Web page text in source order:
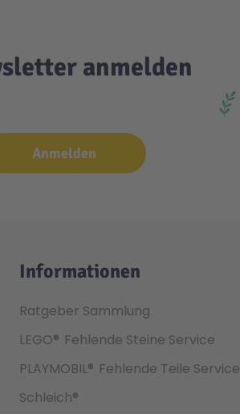
anmelden
Anmelden
Informationen
Ratgeber Sammlung
LEGO® Fehlende Steine Service
PLAYMOBIL® Fehlende Teile Service
Schleich®